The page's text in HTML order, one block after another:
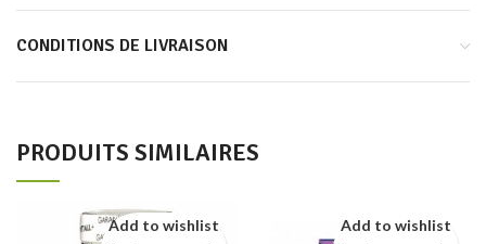
CONDITIONS DE LIVRAISON
PRODUITS SIMILAIRES
Add to wishlist
Add to wishlist